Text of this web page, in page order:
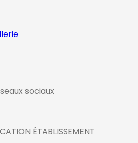
sociaux
ÉTABLISSEMENT